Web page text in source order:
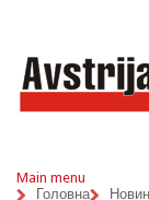
Main menu
Головна